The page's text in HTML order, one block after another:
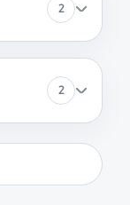
2
2